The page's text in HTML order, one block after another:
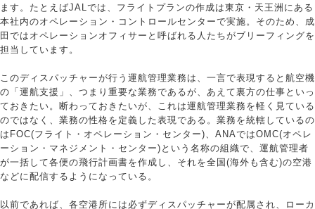
ます。たとえばJALでは、フライトプランの作成は東京・天王洲にある
本社内のオペレーション・コントロールセンターで実施。そのため、成
田ではオペレーションオフィサーと呼ばれる人たちがブリーフィングを
担当しています。
このディスパッチャーが行う運航管理業務は、一言で表現すると航空機
の「運航支援」、つまり重要な業務であるが、あえて裏方の仕事といっ
ておきたい。断わっておきたいが、これは運航管理業務を軽く見ている
のではなく、業務の性格を定義した表現である。業務を統轄しているの
はFOC(フライト・オペレーション・センター)、ANAではOMC(オペレ
ーション・マネジメント・センター)という名称の組織で、運航管理者
が一括して各便の飛行計画書を作成し、それを全国(海外も含む)の空港
などに配信するようになっている。
以前であれば、各空港所には必ずディスパッチャーが配属され、ローカ